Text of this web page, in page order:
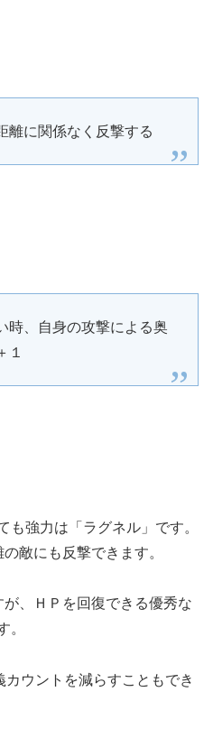
離に関係なく反撃する
時、自身の攻撃による奥
１
も強力は「ラグネル」です。
敵にも反撃できます。
、ＨＰを回復できる優秀な
。
ウントを減らすこともでき